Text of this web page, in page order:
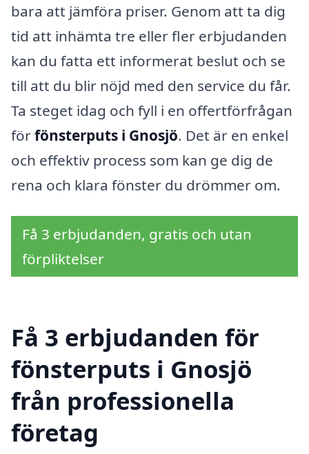
bara att jämföra priser. Genom att ta dig
tid att inhämta tre eller fler erbjudanden
kan du fatta ett informerat beslut och se
till att du blir nöjd med den service du får.
Ta steget idag och fyll i en offertförfrågan
förfönsterputs i Gnosjö. Det är en enkel
och effektiv process som kan ge dig de
rena och klara fönster du drömmer om.
Få 3 erbjudanden, gratis och utan
förpliktelser
Få 3 erbjudanden för
fönsterputs i Gnosjö
från professionella
företag